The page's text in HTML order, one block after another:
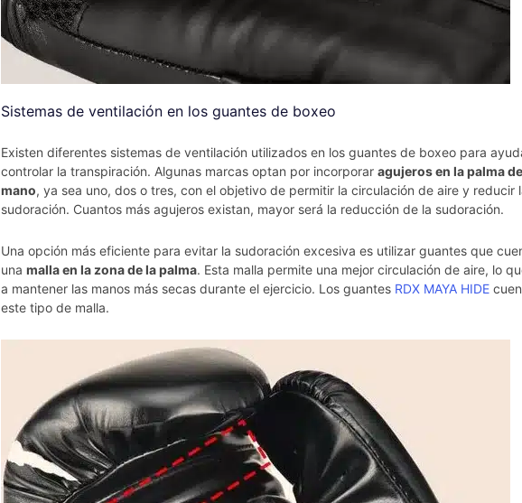
Sistemas de ventilación en los guantes de boxeo
Existen diferentes sistemas de ventilación utilizados en los guantes de boxeo para
controlar la transpiración. Algunas marcas optan por incorporar agujeros en la palma
mano, ya sea uno, dos o tres, con el objetivo de permitir la circulación de aire y reducir
sudoración. Cuantos más agujeros existan, mayor será la reducción de la sudoración.
Una opción más eficiente para evitar la sudoración excesiva es utilizar guantes que
una malla en la zona de la palma. Esta malla permite una mejor circulación de aire, lo
a mantener las manos más secas durante el ejercicio. Los guantes RDX MAYA HIDE
este tipo de malla.